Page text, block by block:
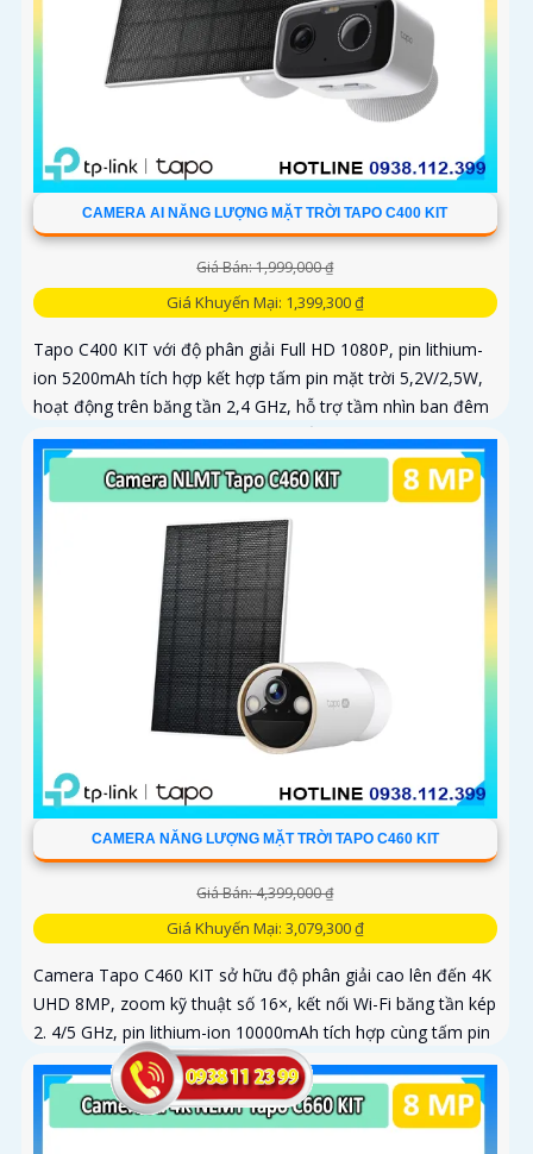
CAMERA AI NĂNG LƯỢNG MẶT TRỜI TAPO C400 KIT
Giá Bán: 1,999,000 ₫
Giá Khuyến Mại: 1,399,300 ₫
Tapo C400 KIT với độ phân giải Full HD 1080P, pin lithium-
ion 5200mAh tích hợp kết hợp tấm pin mặt trời 5,2V/2,5W,
hoạt động trên băng tần 2,4 GHz, hỗ trợ tầm nhìn ban đêm
có màu lên đến 9m, phát hiện chuyển động và con người
bằng AI, đồng thời lưu trữ dữ liệu qua thẻ microSD lên đến
CAMERA NĂNG LƯỢNG MẶT TRỜI TAPO C460 KIT
Giá Bán: 4,399,000 ₫
Giá Khuyến Mại: 3,079,300 ₫
Camera Tapo C460 KIT sở hữu độ phân giải cao lên đến 4K
UHD 8MP, zoom kỹ thuật số 16×, kết nối Wi-Fi băng tần kép
2. 4/5 GHz, pin lithium-ion 10000mAh tích hợp cùng tấm pin
năng lượng mặt trời 5